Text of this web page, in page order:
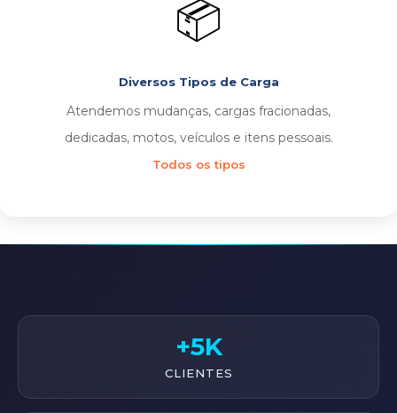
📦
Diversos Tipos de Carga
Atendemos mudanças, cargas fracionadas,
dedicadas, motos, veículos e itens pessoais.
Todos os tipos
+5K
CLIENTES